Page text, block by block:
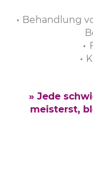
Behandlung
» Jede
meisterst,